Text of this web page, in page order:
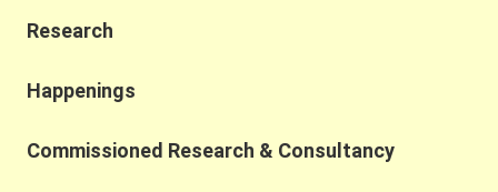
#SustainableAgriculture #RuralSustainability #HKU
#CCSG
Research
Happenings
Commissioned Research & Consultancy